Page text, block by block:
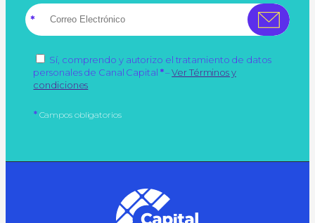
Correo electrónico
*
Campo obligatorio
Autorización de tratamiento de datos personales
Sí, comprendo y autorizo el tratamiento de datos
personales de Canal Capital *–Campo obligatorio
Ver Términos y
condiciones
*Campos obligatorios